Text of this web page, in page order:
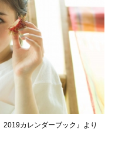
カレンダーブック』より